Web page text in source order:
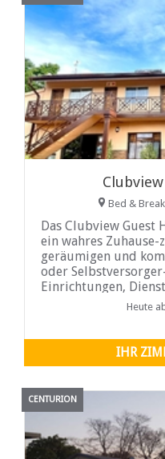
Bed &
Das Clubview Guest
ein wahres
geräumigen und
oder
Einrichtungen,
Heute
IHR
CENTURION